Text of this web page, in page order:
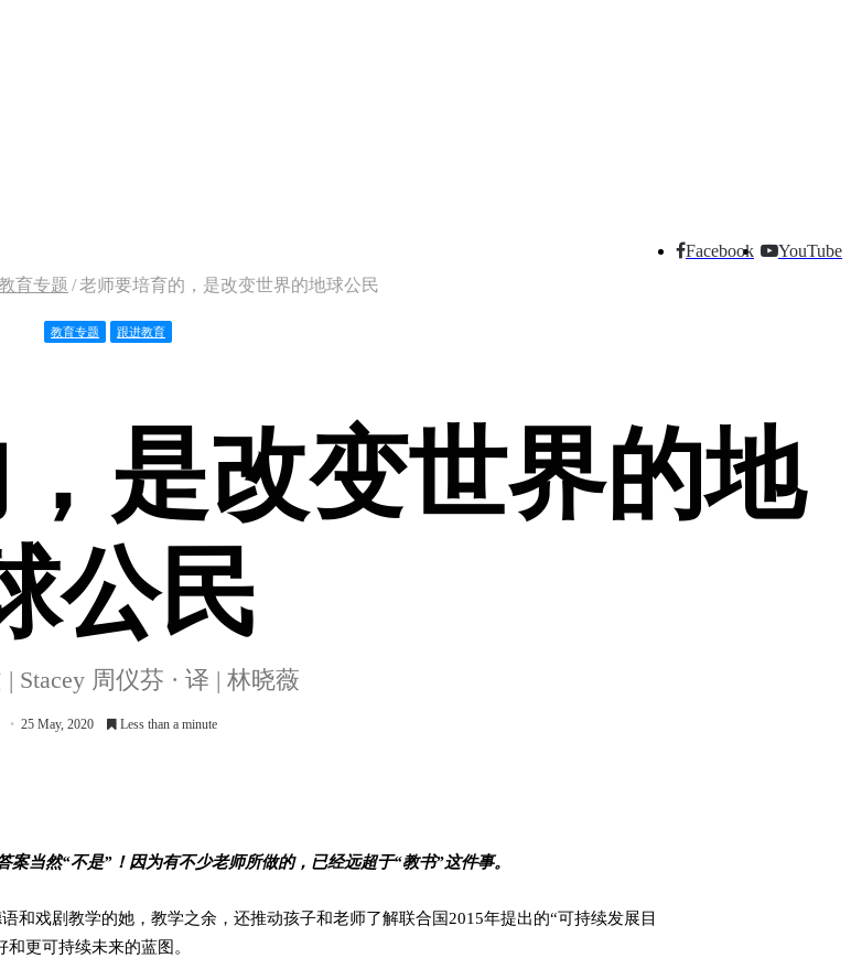
YouTube
Facebook
育专题 /老师要培育的，是改变世界的地球公民
教育专题 跟进教育
是改变世界的地
公民
| Stacey 周仪芬 · 译 | 林晓薇
25 May, 2020 Less than a minute
当然“不是”！因为有不少老师所做的，已经远超于“教书”这件事。
和戏剧教学的她，教学之余，还推动孩子和老师了解联合国2015年提出的“可持续发展目
和更可持续未来的蓝图。